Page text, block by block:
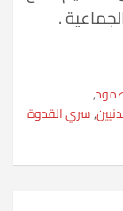
.
,
,سري القدوة